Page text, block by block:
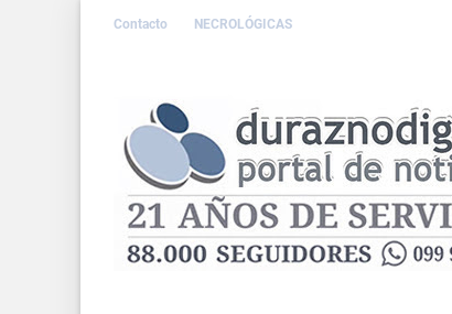
Contacto NECROLÓGICAS